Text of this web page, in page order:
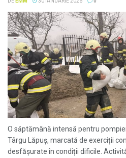
O săptămână intensă pentru
Târgu Lăpuș, marcată de exerciții
desfășurate în condiții dificile.